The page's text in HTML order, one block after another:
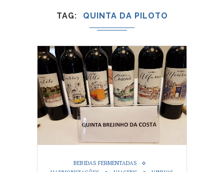
TAG QUINTA DA PILOTO
BEBIDAS FERMENTADAS